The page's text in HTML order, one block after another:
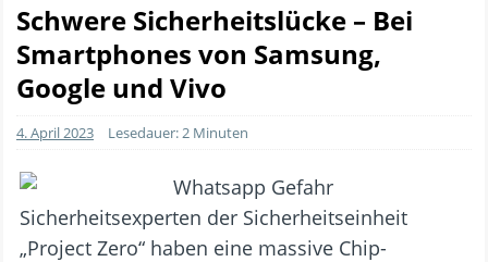
Schwere Sicherheitslücke – Bei
Smartphones von Samsung,
Google und Vivo
4. April 2023 Lesedauer: 2 Minuten
Sicherheitsexperten der Sicherheitseinheit
„Project Zero“ haben eine massive Chip-